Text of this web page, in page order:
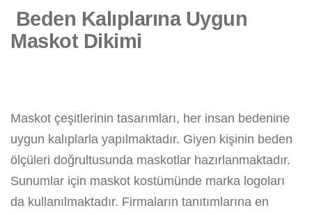
Beden Kalıplarına Uygun
Maskot Dikimi
Maskot çeşitlerinin tasarımları, her insan bedenine
uygun kalıplarla yapılmaktadır. Giyen kişinin beden
ölçüleri doğrultusunda maskotlar hazırlanmaktadır.
Sunumlar için maskot kostümünde marka logoları
da kullanılmaktadır. Firmaların tanıtımlarına en